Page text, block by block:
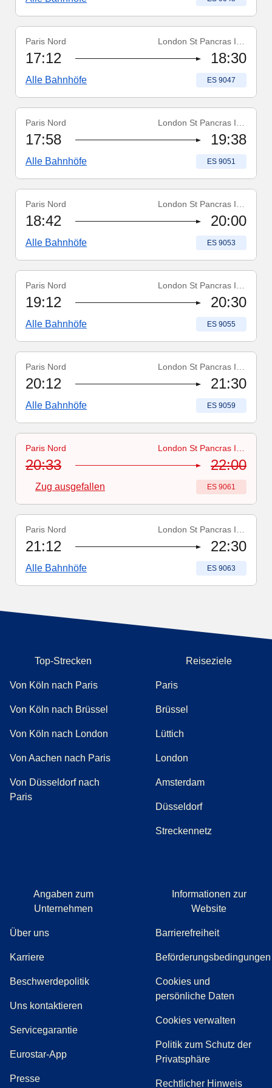
Zugnummer:
ES 9047
Paris Nord
17:12 18:30
Alle Bahnhöfe Zugnummer
ES 9047
Zugnummer:
ES 9051
Paris Nord
17:58 19:38
Alle Bahnhöfe Zugnummer
ES 9051
Zugnummer:
ES 9053
Paris Nord
18:42 20:00
Alle Bahnhöfe Zugnummer
ES 9053
Zugnummer:
ES 9055
Paris Nord
19:12 20:30
Alle Bahnhöfe Zugnummer
ES 9055
Zugnummer:
ES 9059
Paris Nord
20:12 21:30
Alle Bahnhöfe Zugnummer
ES 9059
Zugnummer:
ES 9061-Zug ausgefallen
Paris Nord
20:33 22:00
Zug ausgefallen Zugnummer
ES 9061
Zugnummer:
ES 9063
Paris Nord
21:12 22:30
Alle Bahnhöfe Zugnummer
ES 9063
Top-Strecken
Von Köln nach Paris
Von Köln nach Brüssel
Von Köln nach London
Von Aachen nach Paris
Von Düsseldorf nach
Paris
Reiseziele
Paris
Brüssel
Lüttich
London
Amsterdam
Düsseldorf
Streckennetz
Angaben zum
Unternehmen
Über uns
Karriere
Beschwerdepolitik( Öffnet einen neuen Tab )
( öffnet eine PDF)
Uns kontaktieren
Servicegarantie
Eurostar-App
Presse(
Informationen zur
Website
Barrierefreiheit
Beförderungsbedingungen
Cookies und
persönliche Daten
Cookies verwalten
Politik zum Schutz der
Privatsphäre
Rechtlicher Hinweis